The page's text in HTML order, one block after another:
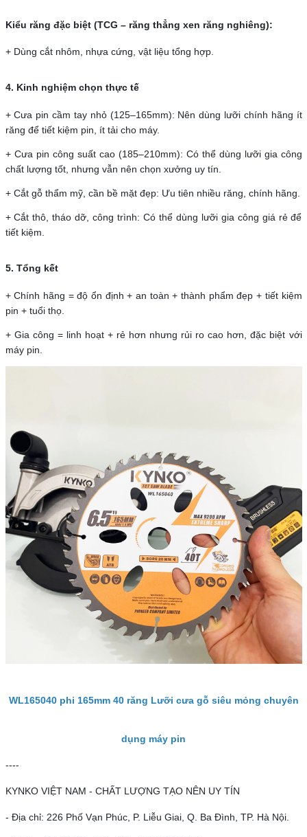
Kiểu răng đặc biệt (TCG – răng thẳng xen răng nghiêng):
+ Dùng cắt nhôm, nhựa cứng, vật liệu tổng hợp.
4. Kinh nghiệm chọn thực tế
+ Cưa pin cầm tay nhỏ (125–165mm): Nên dùng lưỡi chính hãng ít
răng để tiết kiệm pin, ít tải cho máy.
+ Cưa pin công suất cao (185–210mm): Có thể dùng lưỡi gia công
chất lượng tốt, nhưng vẫn nên chọn xưởng uy tín.
+ Cắt gỗ thẩm mỹ, cần bề mặt đẹp: Ưu tiên nhiều răng, chính hãng.
+ Cắt thô, tháo dỡ, công trình: Có thể dùng lưỡi gia công giá rẻ để
tiết kiệm.
5. Tổng kết
+ Chính hãng = độ ổn định + an toàn + thành phẩm đẹp + tiết kiệm
pin + tuổi thọ.
+ Gia công = linh hoạt + rẻ hơn nhưng rủi ro cao hơn, đặc biệt với
máy pin.
WL165040 phi 165mm 40 răng Lưỡi cưa gỗ siêu mỏng chuyên
dụng máy pin
----
KYNKO VIỆT NAM - CHẤT LƯỢNG TẠO NÊN UY TÍN
- Địa chỉ: 226 Phố Vạn Phúc, P. Liễu Giai, Q. Ba Đình, TP. Hà Nội.